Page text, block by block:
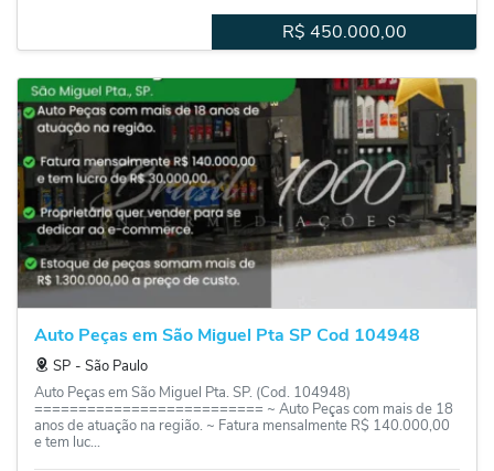
R$ 450.000,00
Auto Peças em São Miguel Pta SP Cod 104948
SP ‐ São Paulo
Auto Peças em São Miguel Pta. SP. (Cod. 104948)
========================== ~ Auto Peças com mais de 18
anos de atuação na região. ~ Fatura mensalmente R$ 140.000,00
e tem luc...